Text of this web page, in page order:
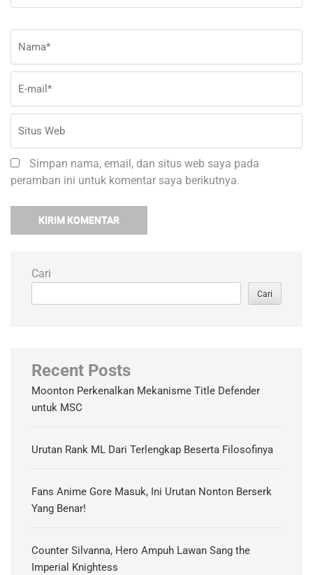
Simpan nama, email, dan situs web saya pada
peramban ini untuk komentar saya berikutnya.
Cari
Cari
Recent Posts
Moonton Perkenalkan Mekanisme Title Defender
untuk MSC
Urutan Rank ML Dari Terlengkap Beserta Filosofinya
Fans Anime Gore Masuk, Ini Urutan Nonton Berserk
Yang Benar!
Counter Silvanna, Hero Ampuh Lawan Sang the
Imperial Knightess